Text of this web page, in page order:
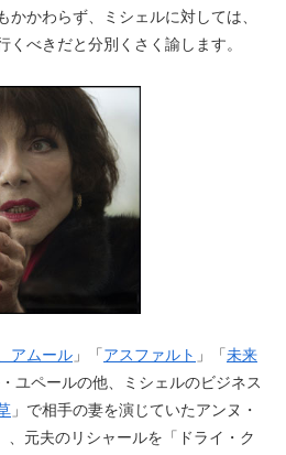
かかわらず、ミシェルに対しては、
べきだと分別くさく諭します。
アムール 」「アスファルト 」「未来
ユペールの他、ミシェルのビジネス
」で相手の妻を演じていたアンヌ・
、元夫のリシャールを「ドライ・ク